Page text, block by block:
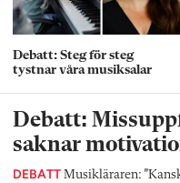
Debatt: Steg för steg
tystnar våra musiksalar
Debatt:
saknar
DEBATT Musikläraren: